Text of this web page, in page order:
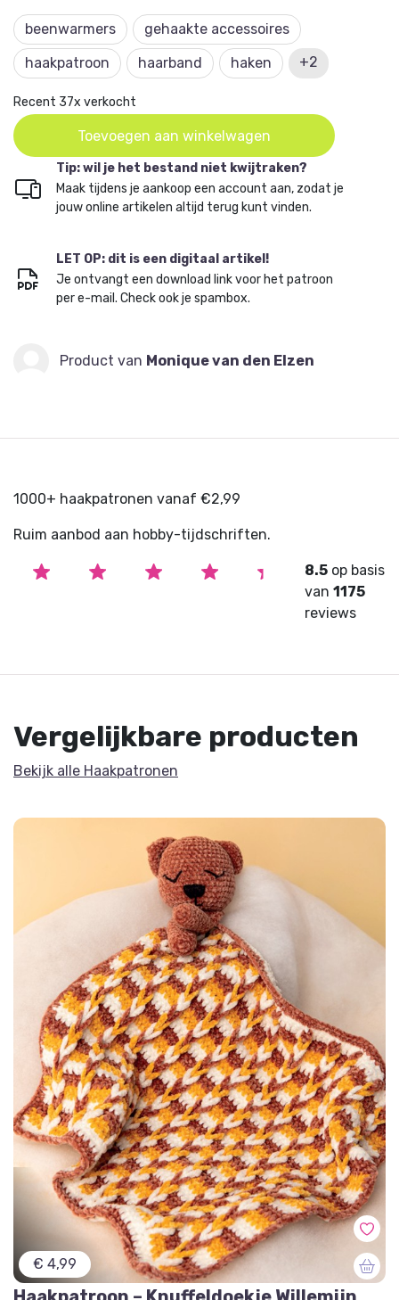
apart. Haalhet garenpakket Wintersetdirect in huis.
Dit artikel komt uiten is ontworpen door Monique van
den Elzen,wolengaren.com.
beenwarmers
gehaakte accessoires
haakpatroon
haarband haken +2
Recent 37x verkocht
Toevoegen aan winkelwagen
Tip: wil je het bestand niet kwijtraken?
Maak tijdens je aankoop een account aan, zodat je
jouw online artikelen altijd terug kunt vinden.
LET OP: dit is een digitaal artikel!
Je ontvangt een download link voor het patroon
per e-mail. Check ook je spambox.
Product van Monique van den Elzen
1000+ haakpatronen vanaf €2,99
Ruim aanbod aan hobby-tijdschriften.
8.5 op basis
van1175
reviews
Vergelijkbare producten
Bekijk alle Haakpatronen
€ 4,99